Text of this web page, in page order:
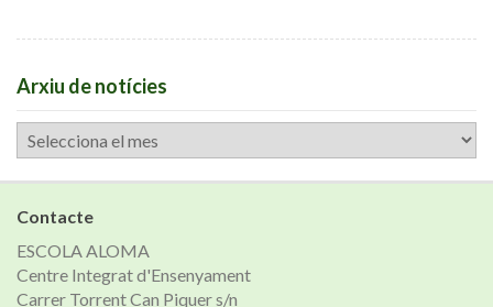
Arxiu de notícies
Arxiu
de
notícies
Contacte
ESCOLA ALOMA
Centre Integrat d'Ensenyament
Carrer Torrent Can Piquer s/n